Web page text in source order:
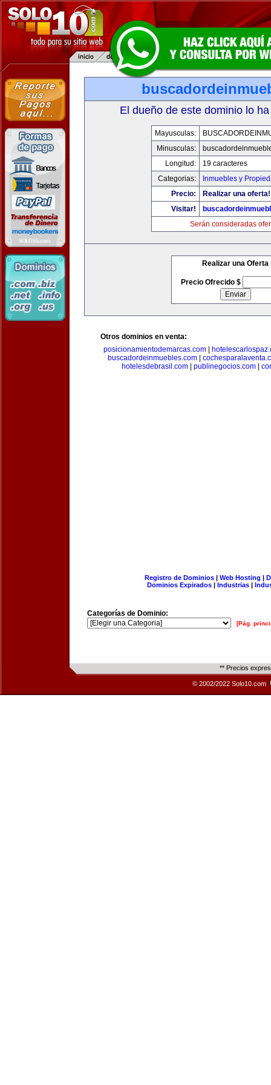
El dueño de este dominio lo
Mayusculas:
Minusculas:
Longitud:
19 caracteres
Categorias:
Inmuebles y
Precio:
Realizar una oferta!
Visitar!
Serán consideradas
Realizar una Oferta
Precio Ofrecido $
Otros dominios en venta:
posicionamientodemarcas.com|
buscadordeinmuebles.com
hotelesdebrasil.com
publinegocios.com
Registro de Dominios| Web Hosting |
Dominios Expirados | Industrias |
Categorías de Dominio:
[Pág.
** Precios
© 2002/2022 Solo10.com